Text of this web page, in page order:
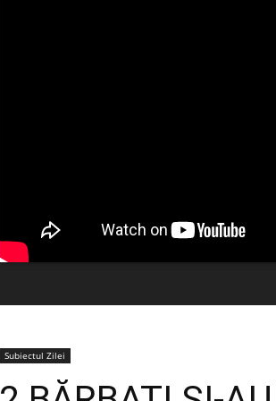
Subiectul Zilei